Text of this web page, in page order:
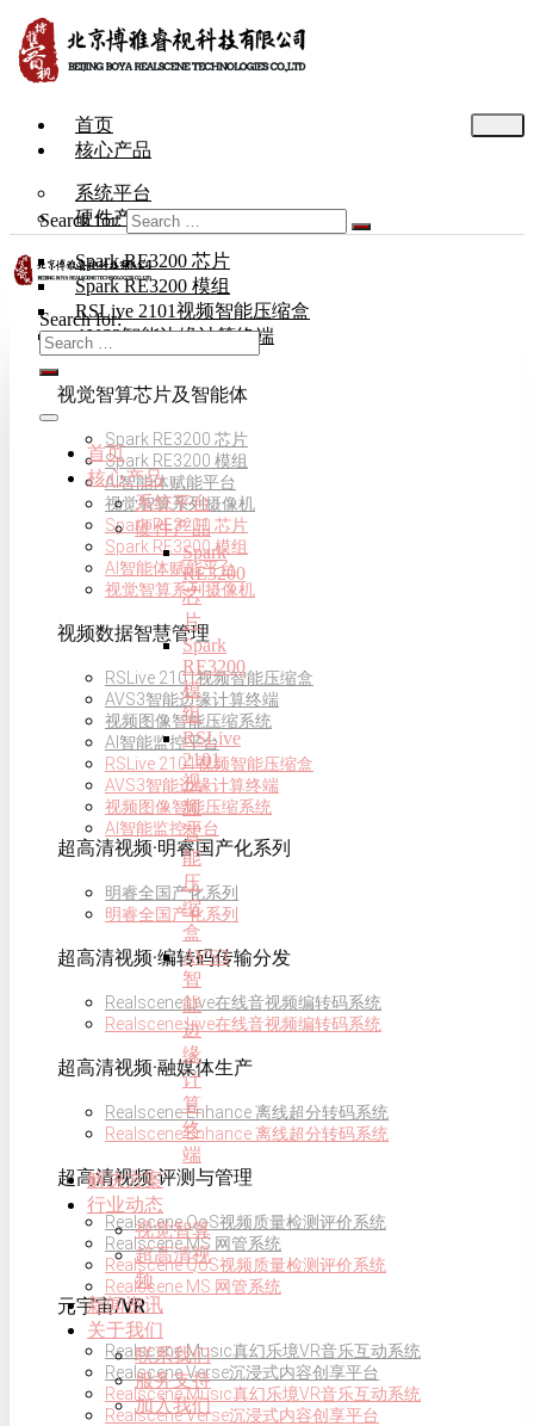
首页
核心产品
系统平台
硬件产品
Spark RE3200 芯片
Spark RE3200 模组
RSLive 2101视频智能压缩盒
AVS3智能边缘计算终端
视觉智算芯片及智能体
Spark RE3200 芯片
Spark RE3200 模组
AI智能体赋能平台
视觉智算系列摄像机
Spark RE3200 芯片
Spark RE3200 模组
AI智能体赋能平台
视觉智算系列摄像机
视频数据智慧管理
RSLive 2101视频智能压缩盒
AVS3智能边缘计算终端
视频图像智能压缩系统
AI智能监控平台
RSLive 2101视频智能压缩盒
AVS3智能边缘计算终端
视频图像智能压缩系统
AI智能监控平台
超高清视频·明睿国产化系列
明睿全国产化系列
明睿全国产化系列
超高清视频·编转码传输分发
Realscene Live在线音视频编转码系统
Realscene Live在线音视频编转码系统
超高清视频·融媒体生产
Realscene Enhance 离线超分转码系统
Realscene Enhance 离线超分转码系统
超高清视频·评测与管理
Realscene QoS视频质量检测评价系统
Realscene MS 网管系统
Realscene QoS视频质量检测评价系统
Realscene MS 网管系统
元宇宙/VR
Realscene Music真幻乐境VR音乐互动系统
Realscene Verse沉浸式内容创享平台
Realscene Music真幻乐境VR音乐互动系统
Realscene Verse沉浸式内容创享平台
Search for:
Search for:
首页
核心产品
系统平台
硬件产品
Spark
RE3200
芯
片
Spark
RE3200
模
组
RSLive
2101
视
频
智
能
压
缩
盒
AVS3
智
能
边
缘
计
算
终
端
解决方案
行业动态
视觉智算
超高清视
频
新闻资讯
关于我们
联系我们
服务支持
加入我们